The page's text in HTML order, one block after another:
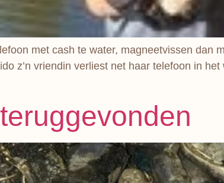
met cash te water, magneetvissen
z’n vriendin verliest net haar telefoon in